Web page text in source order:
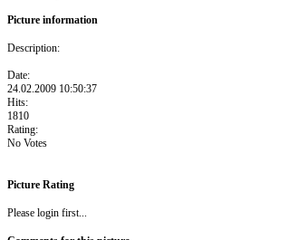
Picture information
Description:
Date:
24.02.2009 10:50:37
Hits:
1810
Rating:
No Votes
Picture Rating
Please login first...